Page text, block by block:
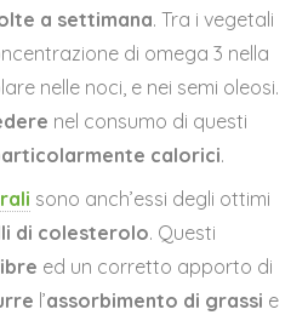
a settimana. Tra i vegetali
di omega 3 nella
nelle noci, e nei semi oleosi.
nel consumo di questi
calorici.
sono anch’essi degli ottimi
di colesterolo. Questi
ed un corretto apporto di
l’assorbimento di grassi e